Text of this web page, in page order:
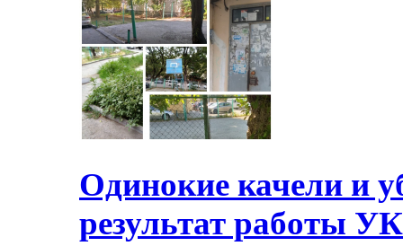
Одинокие качели и
результат работы